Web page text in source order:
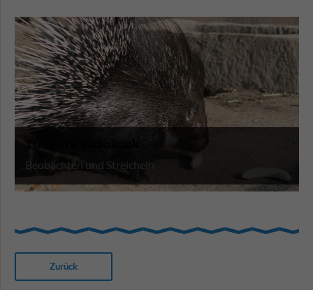
Beobachten und Streicheln
Zurück